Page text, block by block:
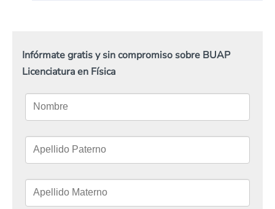
Infórmate gratis y sin compromiso sobre BUAP
Licenciatura en Física